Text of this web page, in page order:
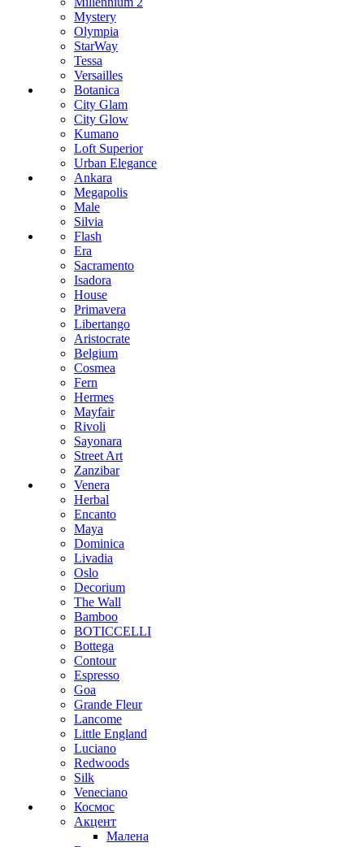
Mystery
Olympia
StarWay
Tessa
Versailles
Botanica
City Glam
City Glow
Kumano
Loft Superior
Urban Elegance
Ankara
Megapolis
Male
Silvia
Flash
Era
Sacramento
Isadora
House
Primavera
Libertango
Aristocrate
Belgium
Cosmea
Fern
Hermes
Mayfair
Rivoli
Sayonara
Street Art
Zanzibar
Venera
Herbal
Encanto
Maya
Dominica
Livadia
Oslo
Decorium
The Wall
Bamboo
BOTICCELLI
Bottega
Contour
Espresso
Goa
Grande Fleur
Lancome
Little England
Luciano
Redwoods
Silk
Veneciano
Космос
Акцент
Малена